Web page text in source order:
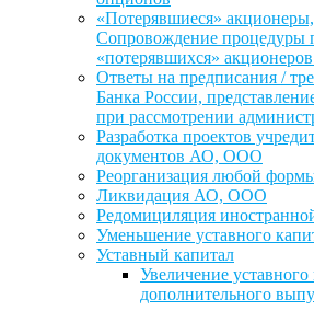
«Потерявшиеся»
Сопровождение процедуры
«потерявшихся»
Ответы на предписания /
Банка России,
при рассмотрении
Разработка проектов
документов АО, ООО
Реорганизация любой
Ликвидация АО, ООО
Редомициляция
Уменьшение уставного
Уставный капитал
Увеличение
дополнительного